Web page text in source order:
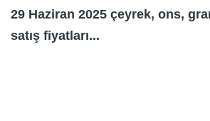
29 Haziran 2025 çeyrek, ons,
satış fiyatları...